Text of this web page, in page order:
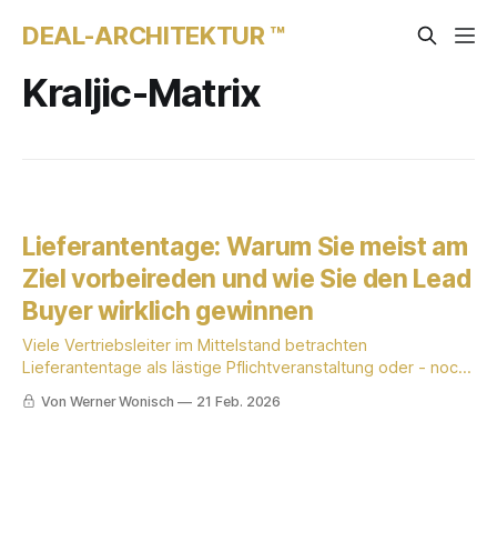
DEAL-ARCHITEKTUR ™
Kraljic-Matrix
Lieferantentage: Warum Sie meist am
Ziel vorbeireden und wie Sie den Lead
Buyer wirklich gewinnen
Viele Vertriebsleiter im Mittelstand betrachten
Lieferantentage als lästige Pflichtveranstaltung oder - noch
schlimmer - als reine Marketing-Show. Sie präsentieren
glänzende Broschüren, zeigen Drohnenaufnahmen ihrer
Von Werner Wonisch 21 Feb. 2026